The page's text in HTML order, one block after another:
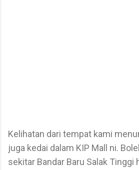
Kelihatan dari tempat kami
juga kedai dalam KIP Mall ni.
sekitar Bandar Baru Salak Tinggi